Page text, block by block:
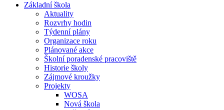
Základní škola
Aktuality
Rozvrhy hodin
Týdenní plány
Organizace roku
Plánované akce
Školní poradenské pracoviště
Historie školy
Zájmové kroužky
Projekty
WOSA
Nová škola